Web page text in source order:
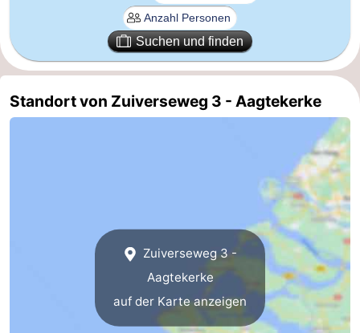
Oranjezon
Oostkapelle
-
Natur
de
-
Westkapelle
-
Suchen und finden
Standort von Zuiverseweg 3 - Aagtekerke
Zuiverseweg 3 -
Aagtekerke
auf der Karte anzeigen